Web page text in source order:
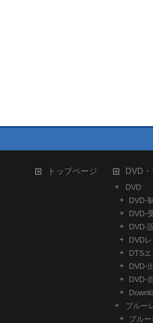
トップページ DVD
DVD
DVD-
DVD-
DVD-
DVD
DTS
DVD-
DVD-
ブルー
ブル